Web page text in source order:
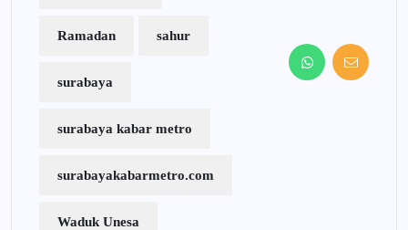
Ramadan sahur
surabaya
surabaya kabar metro
surabayakabarmetro.com
Waduk Unesa